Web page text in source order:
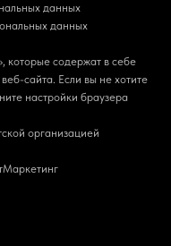
данных
данных
которые содержат в себе
сайта. Если вы не хотите
настройки браузера
организацией